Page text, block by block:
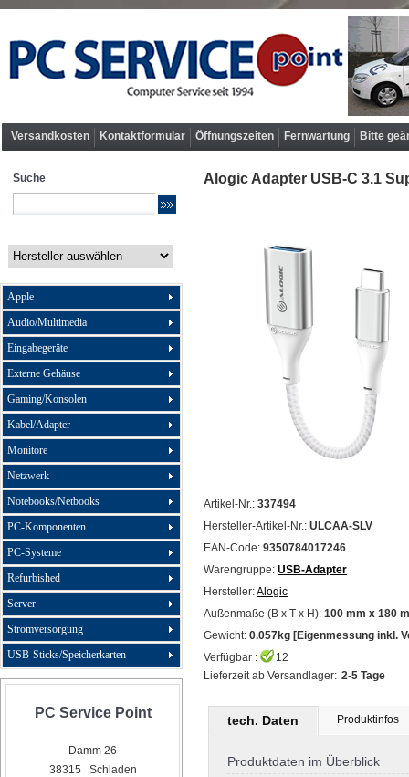
Versandkosten Kontaktformular Öffnungszeiten Fernwartung Bitte
Suche
Apple
Audio/Multimedia
Eingabegeräte
Externe Gehäuse
Gaming/Konsolen
Kabel/Adapter
Monitore
Netzwerk
Notebooks/Netbooks
PC-Komponenten
PC-Systeme
Refurbished
Server
Stromversorgung
USB-Sticks/Speicherkarten
PC Service Point
Damm 26
38315 Schladen
Alogic Adapter USB-C 3.1
Artikel-Nr.: 337494
Hersteller-Artikel-Nr.: ULCAA-SLV
EAN-Code: 9350784017246
Warengruppe: USB-Adapter
Hersteller:Alogic
Außenmaße (B x T x H): 100 mm x 180
Gewicht: 0.057kg [Eigenmessung inkl.
Verfügbar :
12
Lieferzeit ab Versandlager: 2-5 Tage
tech. Daten Produktinfos
Produktdaten im Überblick